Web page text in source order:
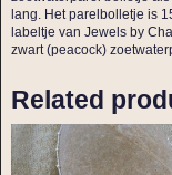
lang. Het parelbolletje is
labeltje van Jewels by
zwart (peacock)
Related